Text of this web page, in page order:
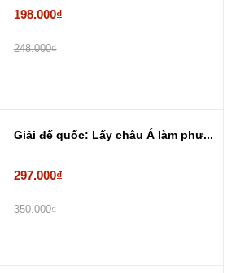
198.000₫
248.000₫
Giải đế quốc: Lấy châu Á làm phư...
297.000₫
350.000₫